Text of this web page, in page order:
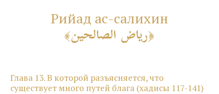
Рийад ас-салихин
رياض الصالحين
Глава 13. В которой разъясняется, что
существует много путей блага (хадисы 117-141)